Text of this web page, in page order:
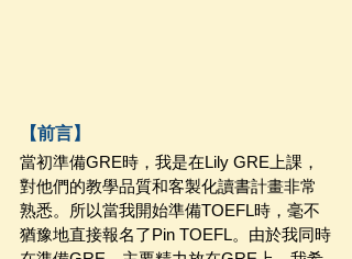
【前言】
當初準備GRE時，我是在Lily GRE上課，
對他們的教學品質和客製化讀書計畫非常
熟悉。所以當我開始準備TOEFL時，毫不
猶豫地直接報名了Pin TOEFL。由於我同時